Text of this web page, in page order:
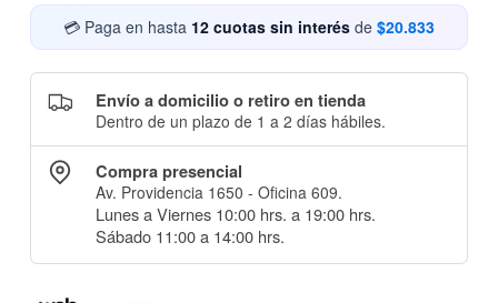
💳 Paga en hasta 12 cuotas sin interés de $20.833
Envío a domicilio o retiro en tienda
Dentro de un plazo de 1 a 2 días hábiles.
Compra presencial
Av. Providencia 1650 - Oficina 609.
Lunes a Viernes 10:00 hrs. a 19:00 hrs.
Sábado 11:00 a 14:00 hrs.